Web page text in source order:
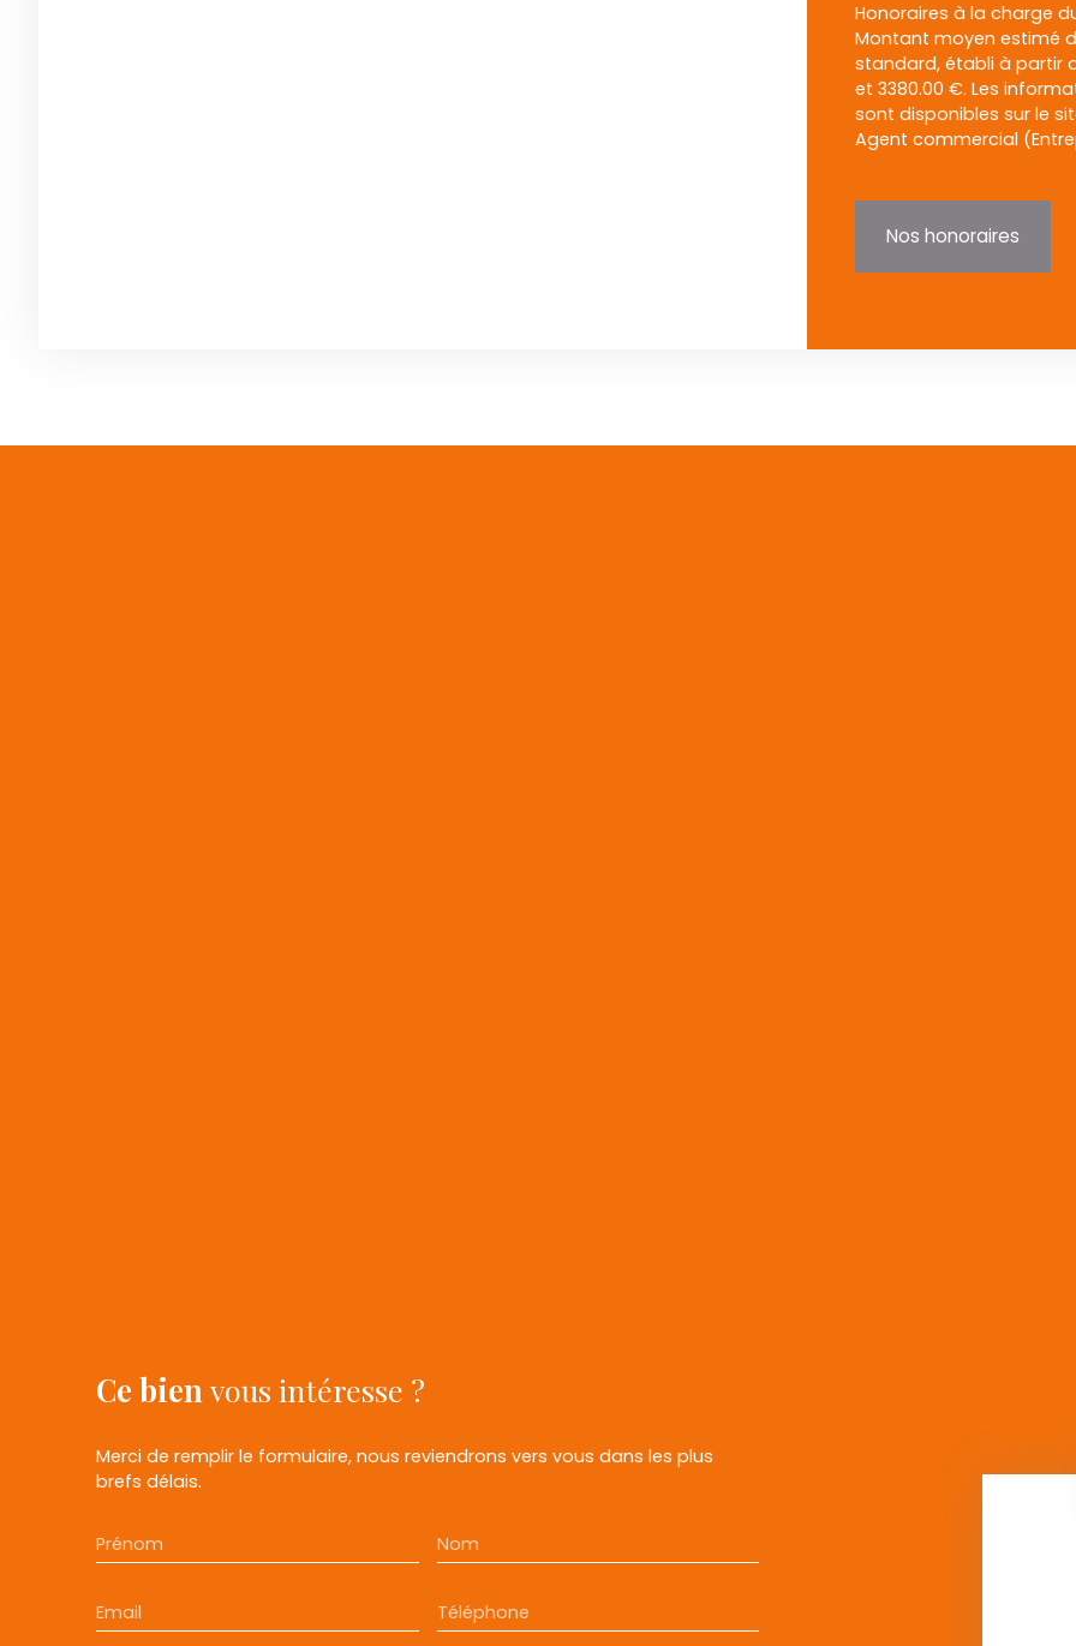
Honoraires à la charge
Montant moyen estimé
standard, établi à partir
et 3380.00 €. Les
sont disponibles sur le
Agent commercial
Nos honoraires
Ce bien vous intéresse ?
Merci de remplir le formulaire, nous reviendrons vers vous dans les plus
brefs délais.
Prénom Nom
Email Téléphone